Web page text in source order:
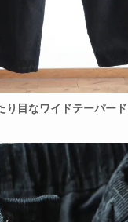
り目なワイドテーパー